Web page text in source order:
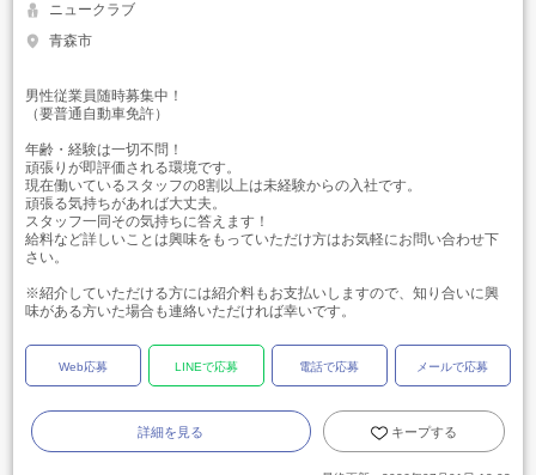
ニュークラブ
青森市
男性従業員随時募集中！
（要普通自動車免許）
年齢・経験は一切不問！
頑張りが即評価される環境です。
現在働いているスタッフの8割以上は未経験からの入社です。
頑張る気持ちがあれば大丈夫。
スタッフ一同その気持ちに答えます！
給料など詳しいことは興味をもっていただけ方はお気軽にお問い合わせ下
さい。
※紹介していただける方には紹介料もお支払いしますので、知り合いに興
味がある方いた場合も連絡いただければ幸いです。
Web応募 LINEで応募 電話で応募 メールで応募
詳細を見る キープする